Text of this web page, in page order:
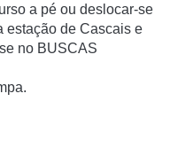
a pé ou deslocar-se
estação de Cascais e
no BUSCAS